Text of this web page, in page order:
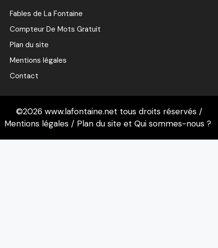
Fables de La Fontaine
Compteur De Mots Gratuit
Plan du site
Mentions légales
Contact
©2026 www.lafontaine.net tous droits réservés /
Mentions légales / Plan du site et Qui sommes-nous ?